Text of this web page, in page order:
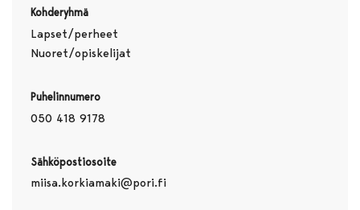
Kohderyhmä
Lapset/perheet
Nuoret/opiskelijat
Puhelinnumero
050 418 9178
Sähköpostiosoite
miisa.korkiamaki@pori.fi